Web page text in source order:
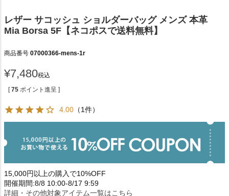
レザー サコッシュ ショルダーバッグ メンズ 本革
Mia Borsa 5F【ネコポスで送料無料】
商品番号 07000366-mens-1r
¥7,480税込
[ 75 ポイント進呈 ]
4.00 （1件）
15,000円以上の購入で10%OFF
開催期間:8/8 10:00-8/17 9:59
詳細・その他対象アイテム一覧はこちら